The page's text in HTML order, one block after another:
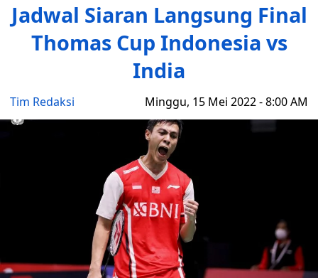
Jadwal Siaran Langsung Final
Thomas Cup Indonesia vs
India
Tim Redaksi Minggu, 15 Mei 2022 - 8:00 AM